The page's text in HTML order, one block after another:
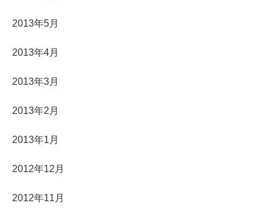
2013年5月
2013年4月
2013年3月
2013年2月
2013年1月
2012年12月
2012年11月